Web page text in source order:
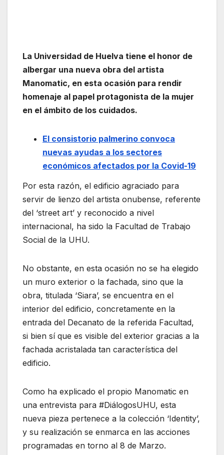
La Universidad de Huelva tiene el honor de
albergar una nueva obra del artista
Manomatic, en esta ocasión para rendir
homenaje al papel protagonista de la mujer
en el ámbito de los cuidados.
El consistorio palmerino convoca
nuevas ayudas a los sectores
económicos afectados por la Covid-19
Por esta razón, el edificio agraciado para
servir de lienzo del artista onubense, referente
del ‘street art’ y reconocido a nivel
internacional, ha sido la Facultad de Trabajo
Social de la UHU.
No obstante, en esta ocasión no se ha elegido
un muro exterior o la fachada, sino que la
obra, titulada ‘Siara’, se encuentra en el
interior del edificio, concretamente en la
entrada del Decanato de la referida Facultad,
si bien sí que es visible del exterior gracias a la
fachada acristalada tan característica del
edificio.
Como ha explicado el propio Manomatic en
una entrevista para #DiálogosUHU, esta
nueva pieza pertenece a la colección ‘Identity’,
y su realización se enmarca en las acciones
programadas en torno al 8 de Marzo.